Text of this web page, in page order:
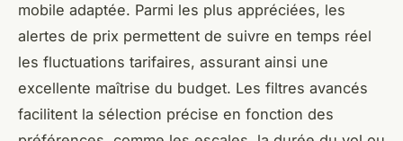
mobile adaptée. Parmi les plus appréciées, les
alertes de prix permettent de suivre en temps réel
les fluctuations tarifaires, assurant ainsi une
excellente maîtrise du budget. Les filtres avancés
facilitent la sélection précise en fonction des